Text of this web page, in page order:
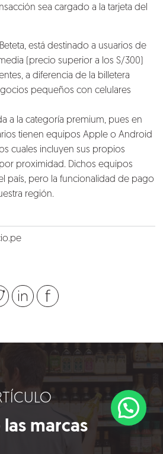
sea cargado a la tarjeta del
está destinado a usuarios de
(precio superior a los S/300)
a diferencia de la billetera
pequeños con celulares
a la categoría premium, pues en
tienen equipos Apple o Android
cuales incluyen sus propios
proximidad. Dichos equipos
país, pero la funcionalidad de pago
región.
las marcas